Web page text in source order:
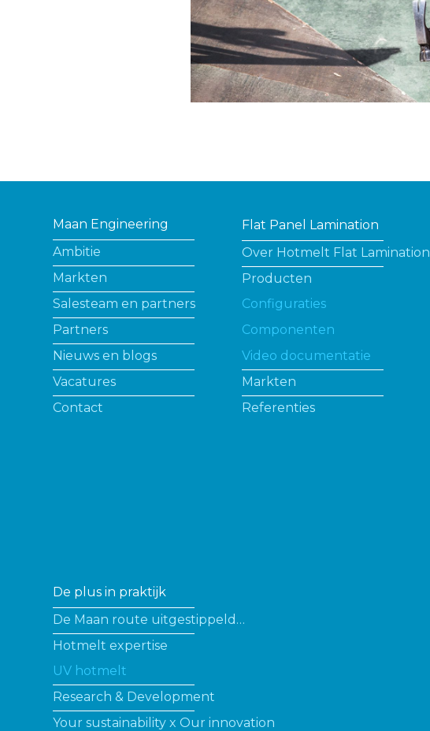
Maan Engineering
Ambitie
Markten
Salesteam en partners
Partners
Nieuws en blogs
Vacatures
Contact
Flat Panel Lamination
Over Hotmelt Flat Lamination
Producten
Configuraties
Componenten
Video documentatie
Markten
Referenties
De plus in praktijk
De Maan route uitgestippeld…
Hotmelt expertise
UV hotmelt
Research & Development
Your sustainability x Our innovation